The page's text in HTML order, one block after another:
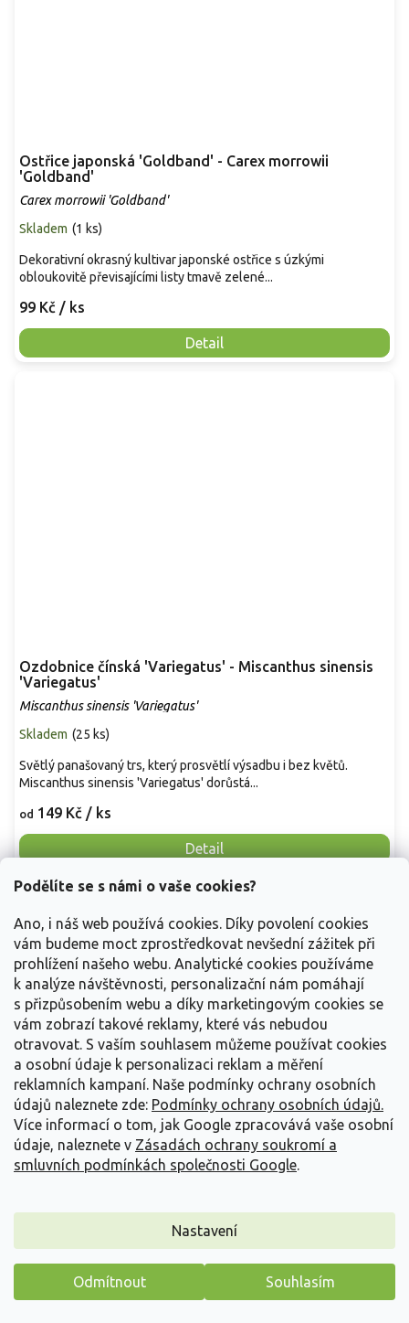
Podělíte se s námi o vaše cookies?
Ano, i náš web používá cookies. Díky povolení cookies
vám budeme moct zprostředkovat nevšední zážitek při
prohlížení našeho webu. Analytické cookies používáme
k analýze návštěvnosti, personalizační nám pomáhají
s přizpůsobením webu a díky marketingovým cookies se
vám zobrazí takové reklamy, které vás nebudou
otravovat. S vaším souhlasem můžeme používat cookies
a osobní údaje k personalizaci reklam a měření
reklamních kampaní. Naše podmínky ochrany osobních
údajů naleznete zde: Podmínky ochrany osobních údajů.
Více informací o tom, jak Google zpracovává vaše osobní
údaje, naleznete v Zásadách ochrany soukromí a
smluvních podmínkách společnosti Google.
Nastavení
Odmítnout Souhlasím
Ostřice japonská 'Goldband' - Carex morrowii
'Goldband'
Carex morrowii 'Goldband'
Skladem (1 ks)
99 Kč / ks
Detail
Dekorativní okrasný kultivar japonské ostřice s úzkými
obloukovitě převisajícími listy tmavě zelené...
Ozdobnice čínská 'Variegatus' - Miscanthus sinensis
'Variegatus'
Miscanthus sinensis 'Variegatus'
Skladem (25 ks)
od 149 Kč / ks
Detail
Světlý panašovaný trs, který prosvětlí výsadbu i bez květů.
Miscanthus sinensis 'Variegatus' dorůstá...
Bezkolenec modrý 'Moorflamme' - Molinia caerulea
Molinia caerulea 'Moorflamme'
Kompaktní kultivar bezkolence s dlouhým sezonním efektem.
Vytváří pevný trs úzkých listů, v létě svěže...
Máme pro vás malý dárek